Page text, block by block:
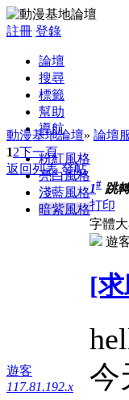
註冊 登錄
論壇
搜尋
標籤
幫助
導航
粉紅風格
亮白風格
淺藍風格
暗紫風格
動漫基地論壇» 論壇
12下一頁
返回列表 發帖
遊客
117.81.192.x
1# 跳
打印
字體
遊
[
今